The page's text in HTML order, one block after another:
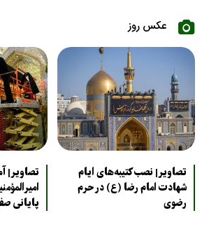
عکس روز
تصاویر| نصب کتیبه‌های ایام
شهادت امام رضا (ع) در حرم
رضوی
تصاویر|
پایانی